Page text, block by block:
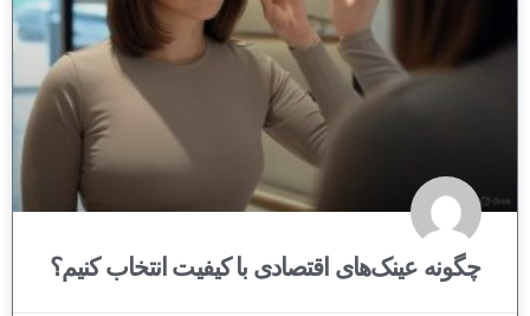
چگونه عینک‌های اقتصادی با کیفیت انتخاب کنیم؟